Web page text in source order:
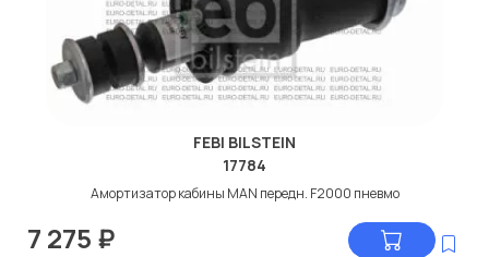
FEBI BILSTEIN
17784
Амортизатор кабины MAN передн. F2000 пневмо
7 275 ₽